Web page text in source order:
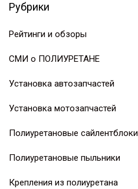
Рубрики
Рейтинги и обзоры
СМИ о ПОЛИУРЕТАНЕ
Установка автозапчастей
Установка мотозапчастей
Полиуретановые сайлентблоки
Полиуретановые пыльники
Крепления из полиуретана